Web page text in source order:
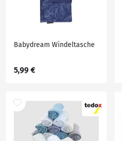
Babydream Windeltasche
5,99 €